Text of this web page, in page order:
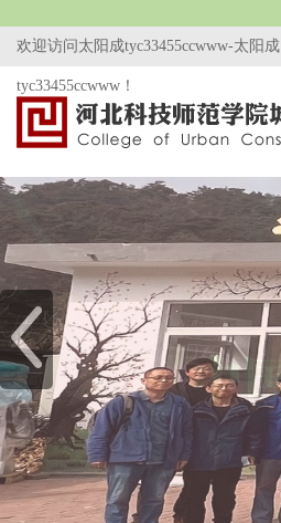
欢迎访问太阳成tyc33455ccwww-太阳成
tyc33455ccwww！